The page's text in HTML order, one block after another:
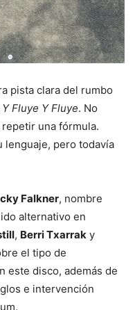
pista clara del rumbo
Fluye Y Fluye. No
una fórmula.
lenguaje, pero todavía
Falkner, nombre
alternativo en
, Berri Txarrak y
el tipo de
este disco, además de
e intervención